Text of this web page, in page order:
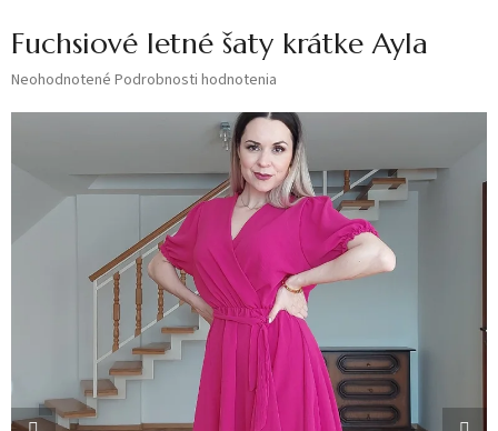
Fuchsiové letné šaty krátke Ayla
Priemerné
Neohodnotené Podrobnosti hodnotenia